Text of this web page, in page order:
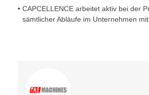
CAPCELLENCE arbeitet aktiv bei der
sämtlicher Abläufe im Unternehmen mit